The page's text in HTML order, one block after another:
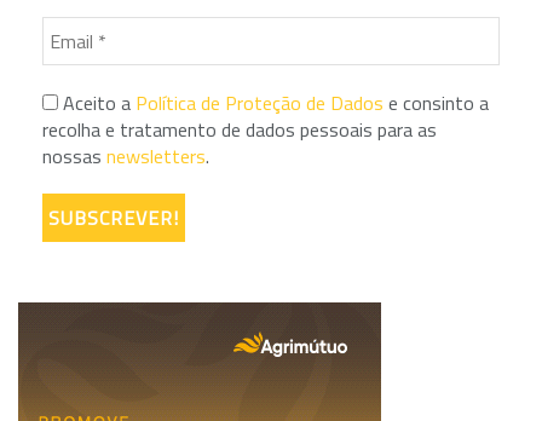
Aceito a Política de Proteção de Dados e consinto a
recolha e tratamento de dados pessoais para as
nossas newsletters.